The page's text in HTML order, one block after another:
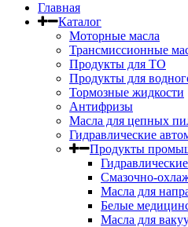
Главная
Каталог
Моторные масла
Трансмиссионные
Продукты для ТО
Продукты для
Тормозные жидкости
Антифризы
Масла для цепных
Гидравлические
Продукты
Cмазочно-
Масла для
Белые
Масла для